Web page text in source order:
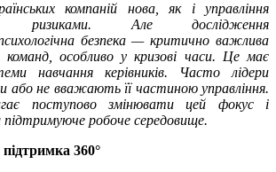
компаній нова, як і управління
ризиками. Але дослідження
безпека — критично важлива
команд, особливо у кризові часи. Це має
навчання керівників. Часто лідери
або не вважають її частиною управління.
поступово змінювати цей фокус і
робоче середовище.
360°